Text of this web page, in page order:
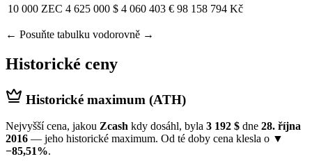
10 000 ZEC 4 625 000 $ 4 060 403 € 98 158 794 Kč
← Posuňte tabulku vodorovně →
Historické ceny
Historické maximum (ATH)
Nejvyšší cena, jakou Zcash kdy dosáhl, byla 3 192 $ dne 28. října
2016 — jeho historické maximum. Od té doby cena klesla o ▼
−85,51%.